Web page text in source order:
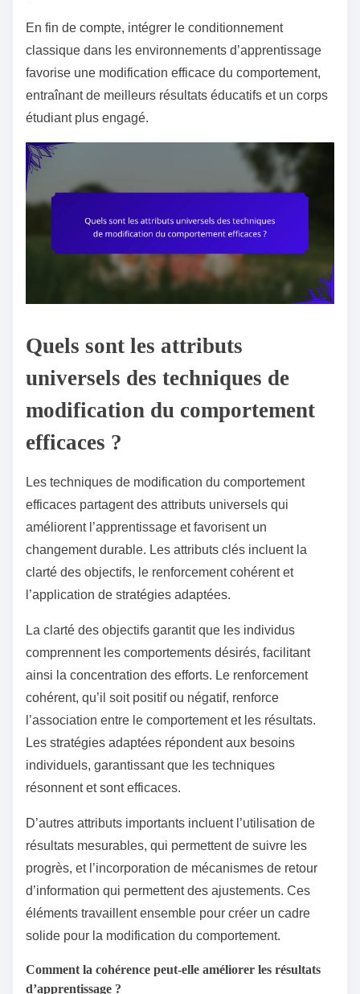
En fin de compte, intégrer le conditionnement
classique dans les environnements d’apprentissage
favorise une modification efficace du comportement,
entraînant de meilleurs résultats éducatifs et un corps
étudiant plus engagé.
Quels sont les attributs
universels des techniques de
modification du comportement
efficaces ?
Les techniques de modification du comportement
efficaces partagent des attributs universels qui
améliorent l’apprentissage et favorisent un
changement durable. Les attributs clés incluent la
clarté des objectifs, le renforcement cohérent et
l’application de stratégies adaptées.
La clarté des objectifs garantit que les individus
comprennent les comportements désirés, facilitant
ainsi la concentration des efforts. Le renforcement
cohérent, qu’il soit positif ou négatif, renforce
l’association entre le comportement et les résultats.
Les stratégies adaptées répondent aux besoins
individuels, garantissant que les techniques
résonnent et sont efficaces.
D’autres attributs importants incluent l’utilisation de
résultats mesurables, qui permettent de suivre les
progrès, et l’incorporation de mécanismes de retour
d’information qui permettent des ajustements. Ces
éléments travaillent ensemble pour créer un cadre
solide pour la modification du comportement.
Comment la cohérence peut-elle améliorer les résultats
d’apprentissage ?